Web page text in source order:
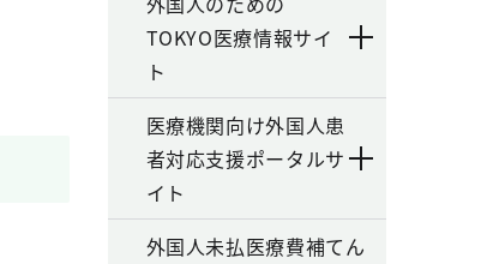
TOKYO医療情報サイ
ト
医療機関向け外国人患
者対応支援ポータルサ
イト
外国人未払医療費補てん